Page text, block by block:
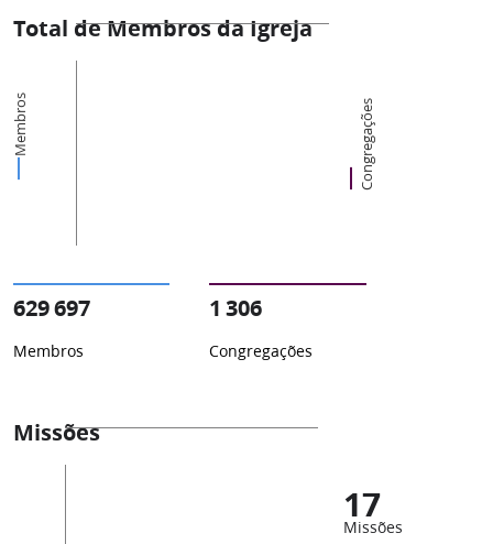
Total de Membros da Igreja
Membros Congregações
629 697
Membros
1 306
Congregações
Missões
17
Missões